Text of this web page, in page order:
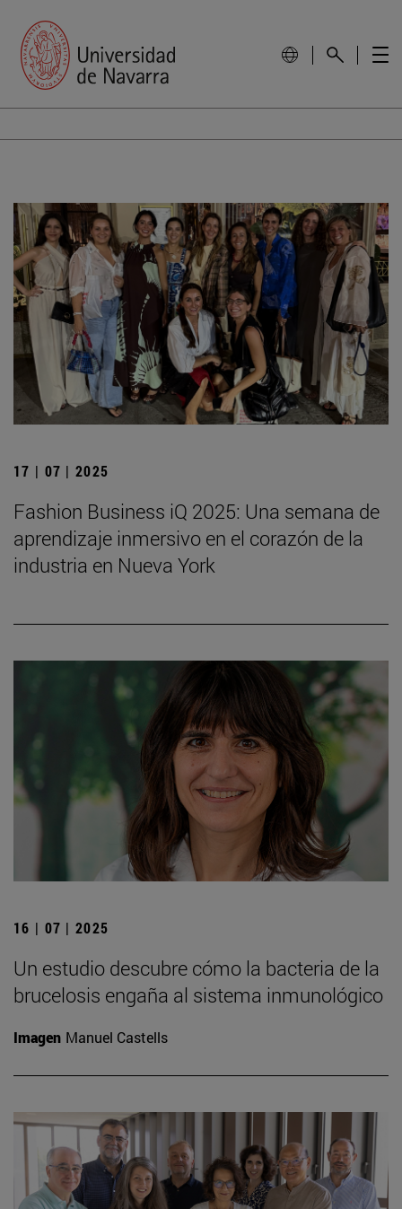
17 | 07 | 2025
Fashion Business iQ 2025: Una semana de
aprendizaje inmersivo en el corazón de la
industria en Nueva York
16 | 07 | 2025
Un estudio descubre cómo la bacteria de la
brucelosis engaña al sistema inmunológico
Imagen Manuel Castells